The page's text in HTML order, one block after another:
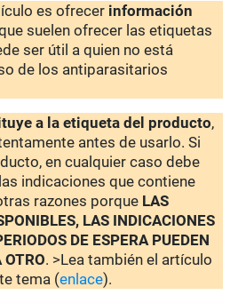
es ofrecer información
suelen ofrecer las etiquetas
ser útil a quien no está
de los antiparasitarios
a la etiqueta del producto,
antes de usarlo. Si
en cualquier caso debe
indicaciones que contiene
razones porque LAS
LAS INDICACIONES
DE ESPERA PUEDEN
OTRO. >Lea también el artículo
tema (enlace).